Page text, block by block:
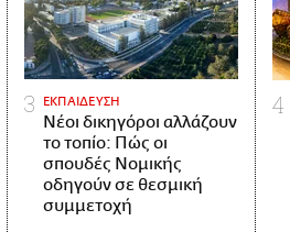
ΕΚΠΑΙΔΕΥΣΗ
Νέοι δικηγόροι αλλάζουν
το τοπίο: Πώς οι
σπουδές Νομικής
οδηγούν σε θεσμική
συμμετοχή